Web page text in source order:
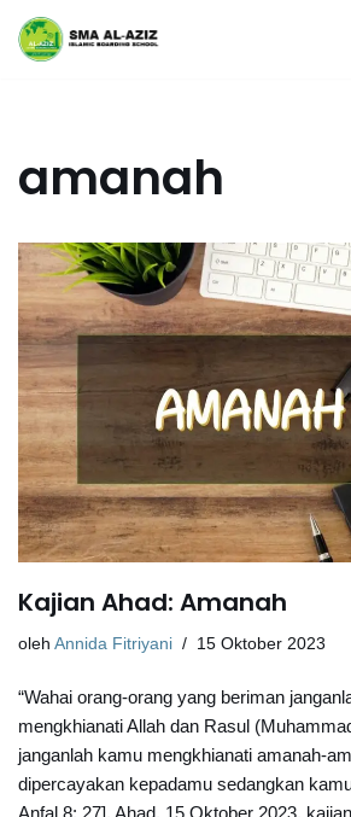
Lompat
amanah
Kajian Ahad: Amanah
oleh Annida Fitriyani 15 Oktober 2023
“Wahai orang-orang yang beriman
mengkhianati Allah dan Rasul
janganlah kamu mengkhianati amanah-
dipercayakan kepadamu sedangkan